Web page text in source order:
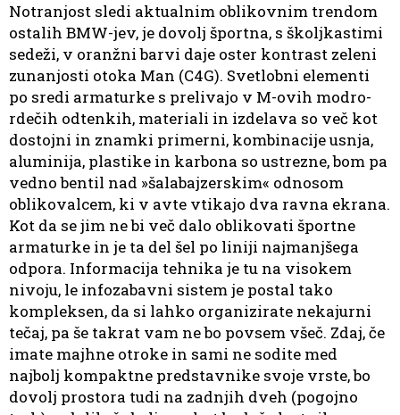
Notranjost sledi aktualnim oblikovnim trendom
ostalih BMW-jev, je dovolj športna, s školjkastimi
sedeži, v oranžni barvi daje oster kontrast zeleni
zunanjosti otoka Man (C4G). Svetlobni elementi
po sredi armaturke s prelivajo v M-ovih modro-
rdečih odtenkih, materiali in izdelava so več kot
dostojni in znamki primerni, kombinacije usnja,
aluminija, plastike in karbona so ustrezne, bom pa
vedno bentil nad »šalabajzerskim« odnosom
oblikovalcem, ki v avte vtikajo dva ravna ekrana.
Kot da se jim ne bi več dalo oblikovati športne
armaturke in je ta del šel po liniji najmanjšega
odpora. Informacija tehnika je tu na visokem
nivoju, le infozabavni sistem je postal tako
kompleksen, da si lahko organizirate nekajurni
tečaj, pa še takrat vam ne bo povsem všeč. Zdaj, če
imate majhne otroke in sami ne sodite med
najbolj kompaktne predstavnike svoje vrste, bo
dovolj prostora tudi na zadnjih dveh (pogojno